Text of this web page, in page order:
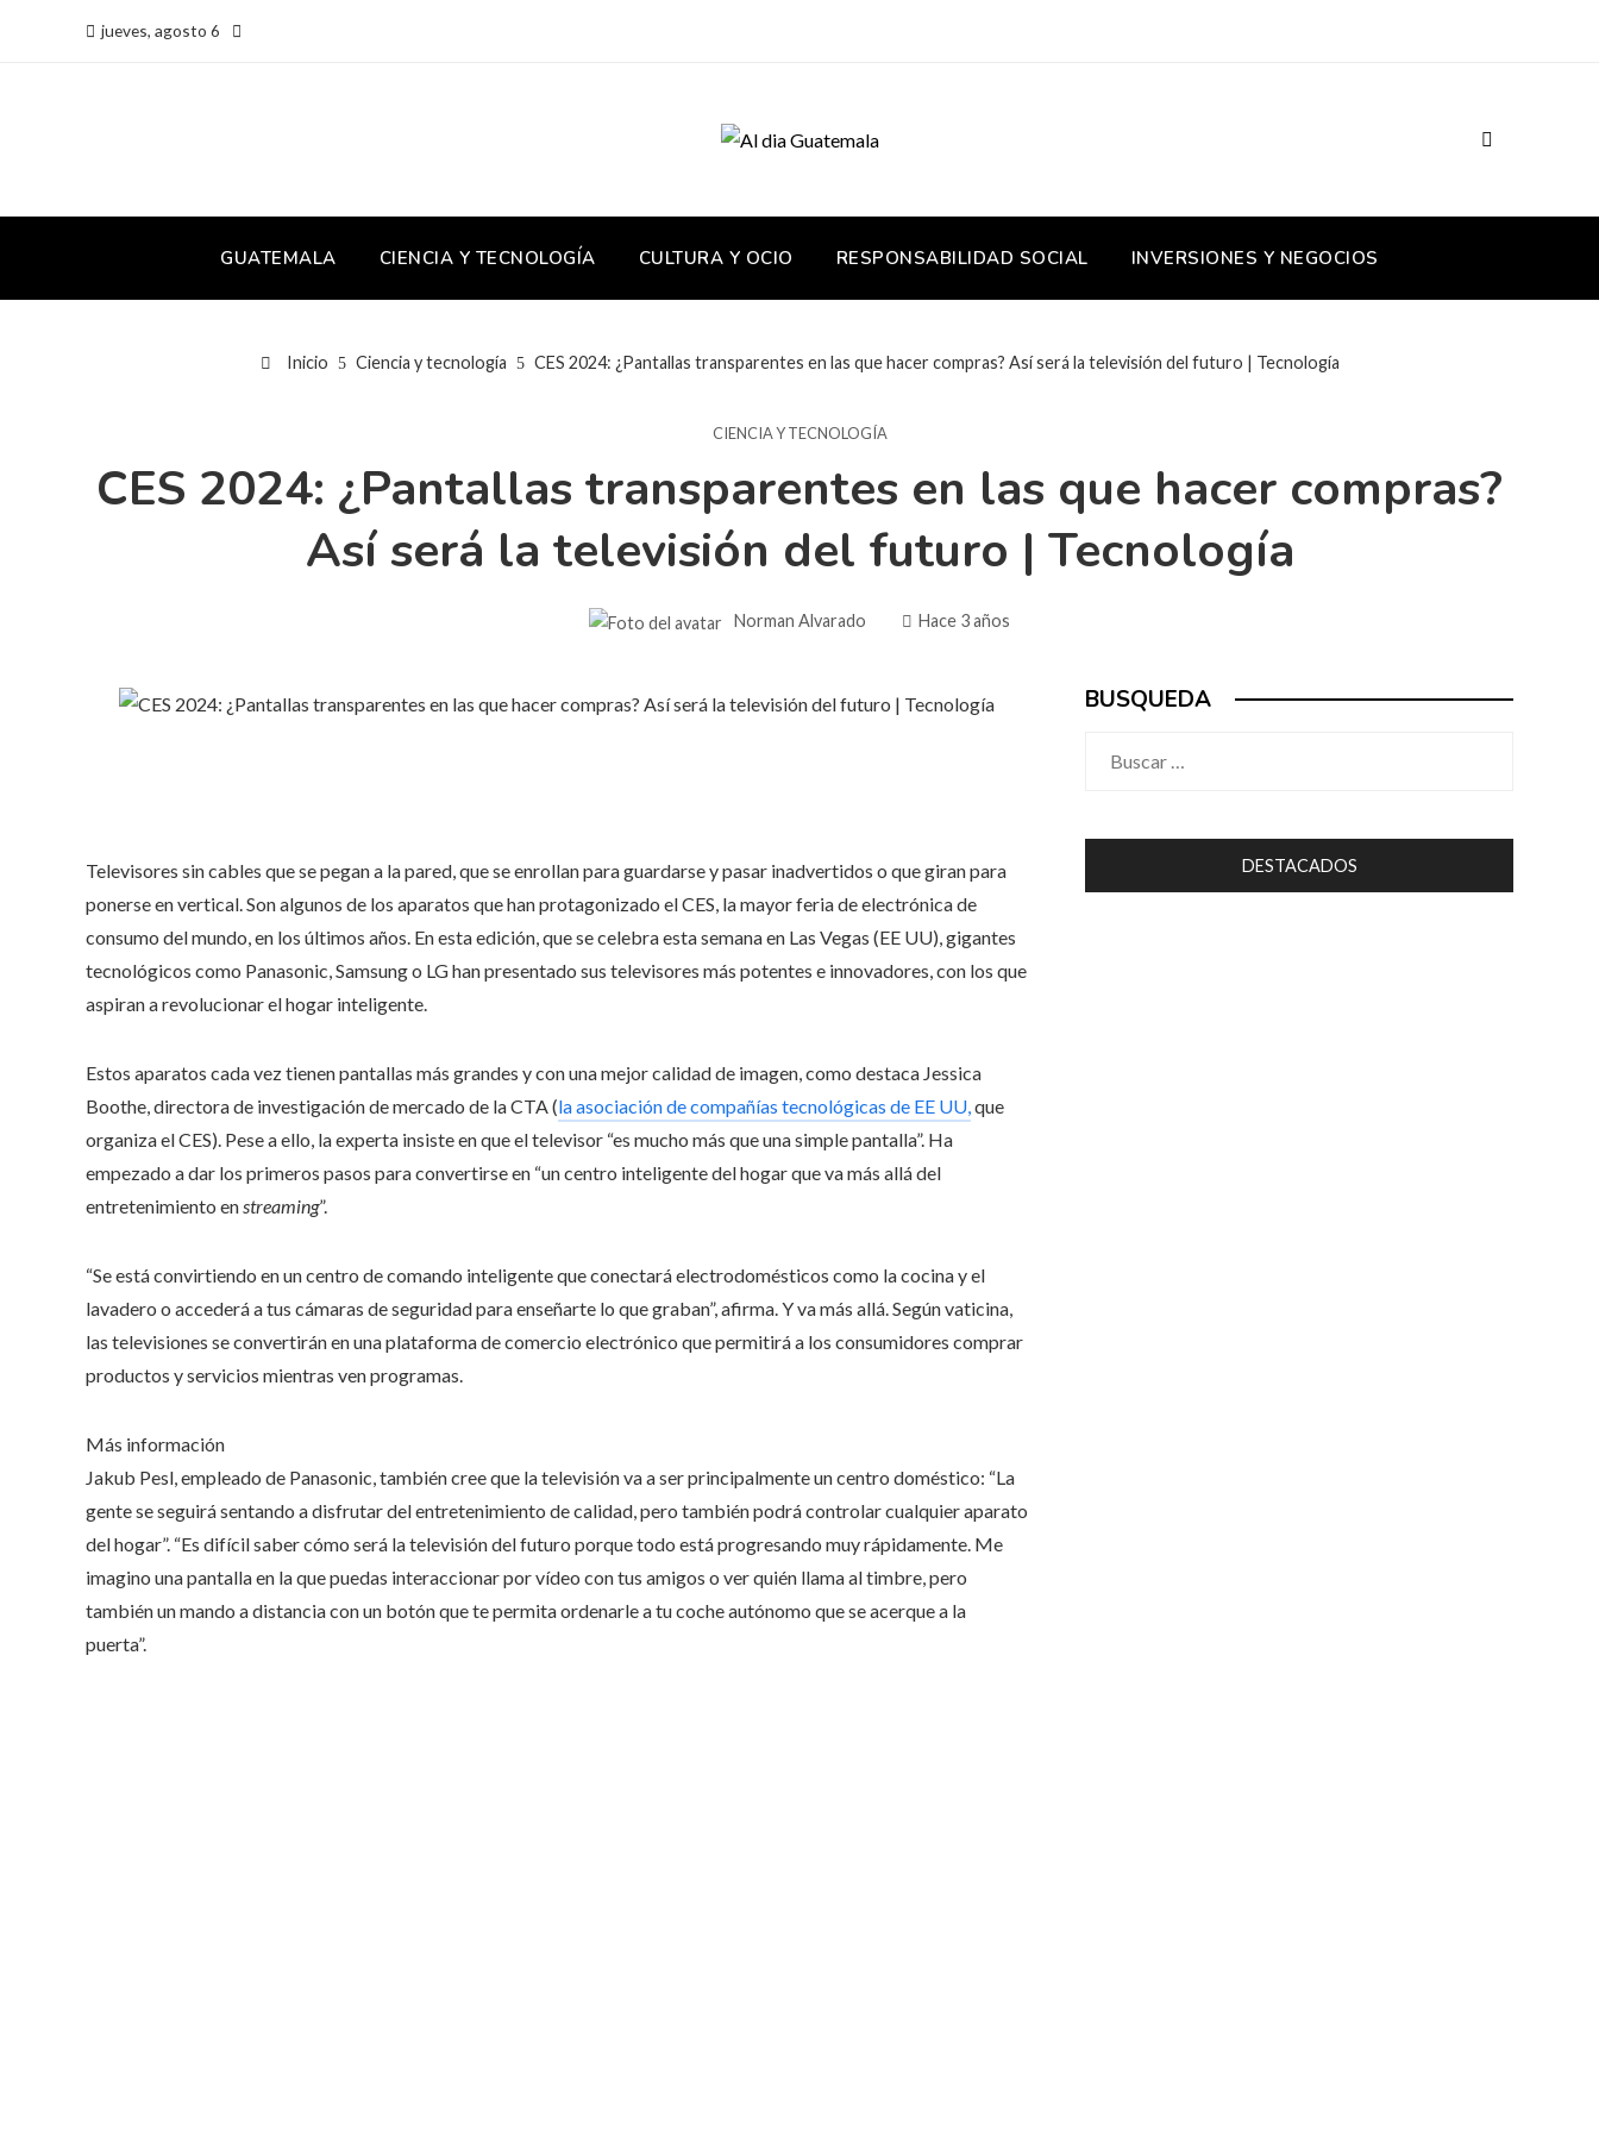
jueves, agosto 6
GUATEMALA CIENCIA Y TECNOLOGÍA CULTURA Y OCIO RESPONSABILIDAD SOCIAL INVERSIONES Y NEGOCIOS
Inicio Ciencia y tecnología CES 2024: ¿Pantallas transparentes en las que hacer compras? Así será la televisión del futuro | Tecnología
CIENCIA Y TECNOLOGÍA
CES 2024: ¿Pantallas transparentes en las que hacer compras?
Así será la televisión del futuro | Tecnología
Norman Alvarado Hace 3 años
Televisores sin cables que se pegan a la pared, que se enrollan para guardarse y pasar inadvertidos o que giran para
ponerse en vertical. Son algunos de los aparatos que han protagonizado el CES, la mayor feria de electrónica de
consumo del mundo, en los últimos años. En esta edición, que se celebra esta semana en Las Vegas (EE UU), gigantes
tecnológicos como Panasonic, Samsung o LG han presentado sus televisores más potentes e innovadores, con los que
aspiran a revolucionar el hogar inteligente.
Estos aparatos cada vez tienen pantallas más grandes y con una mejor calidad de imagen, como destaca Jessica
Boothe, directora de investigación de mercado de la CTA (la asociación de compañías tecnológicas de EE UU,que
organiza el CES). Pese a ello, la experta insiste en que el televisor “es mucho más que una simple pantalla”. Ha
empezado a dar los primeros pasos para convertirse en “un centro inteligente del hogar que va más allá del
entretenimiento enstreaming”.
“Se está convirtiendo en un centro de comando inteligente que conectará electrodomésticos como la cocina y el
lavadero o accederá a tus cámaras de seguridad para enseñarte lo que graban”, afirma. Y va más allá. Según vaticina,
las televisiones se convertirán en una plataforma de comercio electrónico que permitirá a los consumidores comprar
productos y servicios mientras ven programas.
Más información
Jakub Pesl, empleado de Panasonic, también cree que la televisión va a ser principalmente un centro doméstico: “La
gente se seguirá sentando a disfrutar del entretenimiento de calidad, pero también podrá controlar cualquier aparato
del hogar”. “Es difícil saber cómo será la televisión del futuro porque todo está progresando muy rápidamente. Me
imagino una pantalla en la que puedas interaccionar por vídeo con tus amigos o ver quién llama al timbre, pero
también un mando a distancia con un botón que te permita ordenarle a tu coche autónomo que se acerque a la
puerta”.
BUSQUEDA
DESTACADOS